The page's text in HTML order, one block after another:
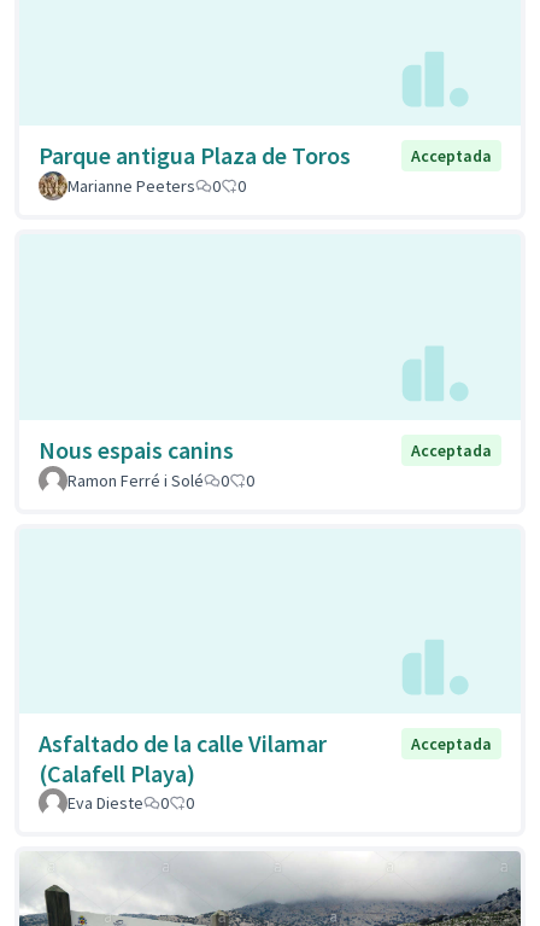
Parque antigua Plaza de Toros
Acceptada
Marianne Peeters
0 0
Nous espais canins
Acceptada
Ramon Ferré i Solé
0 0
Asfaltado de la calle Vilamar
(Calafell Playa)
Acceptada
Eva Dieste 0 0